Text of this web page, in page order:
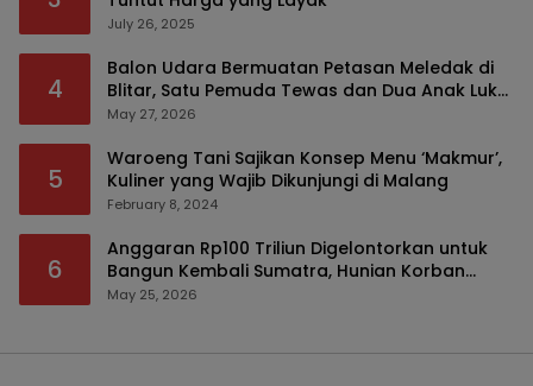
July 26, 2025
4
Balon Udara Bermuatan Petasan Meledak di
Blitar, Satu Pemuda Tewas dan Dua Anak Luka
Serius
May 27, 2026
5
Waroeng Tani Sajikan Konsep Menu ‘Makmur’,
Kuliner yang Wajib Dikunjungi di Malang
February 8, 2024
6
Anggaran Rp100 Triliun Digelontorkan untuk
Bangun Kembali Sumatra, Hunian Korban
Bencana Bakal Difokuskan
May 25, 2026